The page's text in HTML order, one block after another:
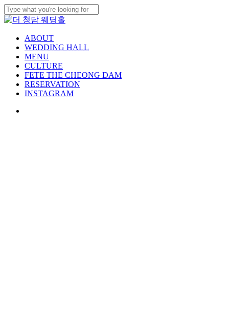
Skip
to
main
content
Close
Menu
ABOUT
WEDDING HALL
MENU
CULTURE
FETE THE CHEONG DAM
RESERVATION
INSTAGRAM